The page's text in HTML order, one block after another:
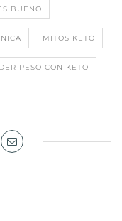
BUENO
MITOS KETO
PESO CON KETO